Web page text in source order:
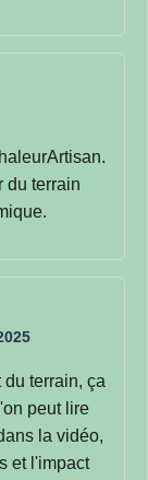
du terrain
terrain, ça
peut lire
la vidéo,
et l'impact